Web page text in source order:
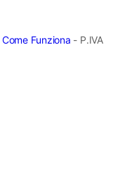
Come Funziona - P.IVA